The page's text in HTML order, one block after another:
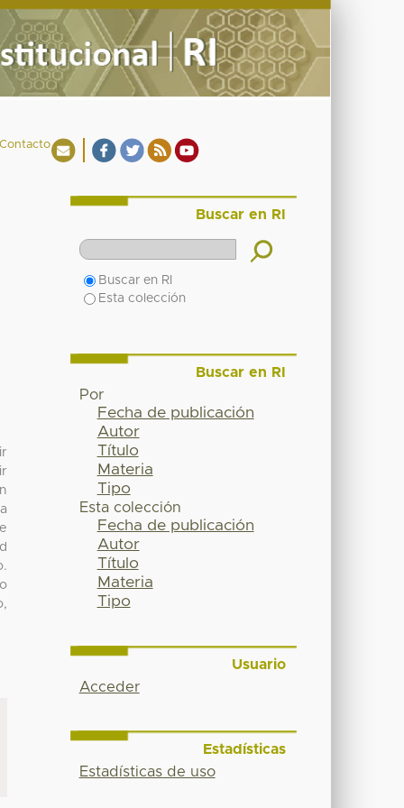
Contacto
Buscar en RI
Buscar en RI
Esta colección
Buscar en RI
Por
Fecha de publicación
Autor
Título
Materia
Tipo
Esta colección
Fecha de publicación
Autor
Título
Materia
Tipo
Usuario
Acceder
Estadísticas
Estadísticas de uso